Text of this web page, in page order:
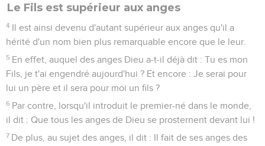
Le Fils est supérieur aux anges
4 Il est ainsi devenu d'autant supérieur aux anges qu'il a
hérité d'un nom bien plus remarquable encore que le leur.
5 En effet, auquel des anges Dieu a-t-il déjà dit : Tu es mon
Fils, je t'ai engendré aujourd'hui ? Et encore : Je serai pour
lui un père et il sera pour moi un fils ?
6 Par contre, lorsqu'il introduit le premier-né dans le monde,
il dit : Que tous les anges de Dieu se prosternent devant lui !
7 De plus, au sujet des anges, il dit : Il fait de ses anges des